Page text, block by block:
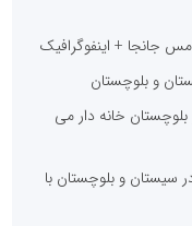
جانجا + اینفوگرافیک
و بلوچستان
سیستان و بلوچستان خانه دار می
و بلوچستان با